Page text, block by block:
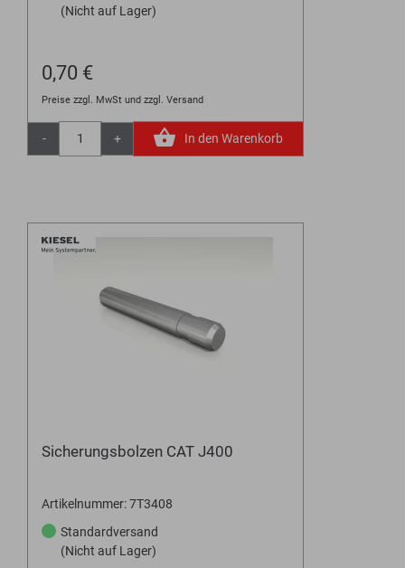
(Nicht auf Lager)
0,70 €
Preise zzgl. MwSt und zzgl. Versand
- + In den Warenkorb
Sicherungsbolzen CAT J400
Artikelnummer: 7T3408
Standardversand
(Nicht auf Lager)